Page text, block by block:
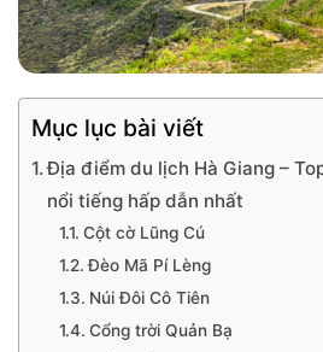
Mục lục bài viết
Địa điểm du lịch Hà Giang –
nổi tiếng hấp dẫn nhất
Cột cờ Lũng Cú
Đèo Mã Pí Lèng
Núi Đôi Cô Tiên
Cổng trời Quản Bạ